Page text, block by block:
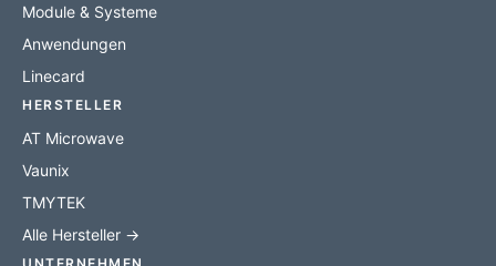
Module & Systeme
Anwendungen
Linecard
HERSTELLER
AT Microwave
Vaunix
TMYTEK
Alle Hersteller →